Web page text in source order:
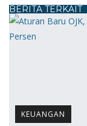
BERITA TERKAIT
KEUANGAN